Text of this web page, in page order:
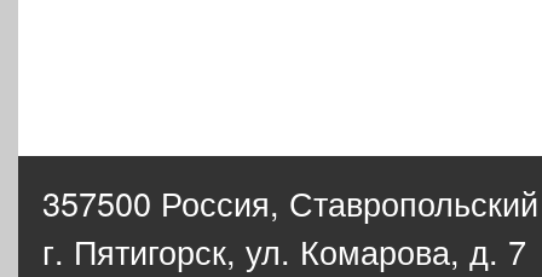
357500 Россия,
г. Пятигорск, ул. Комарова, д. 7